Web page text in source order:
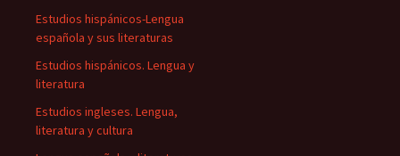
Estudios hispánicos-Lengua
española y sus literaturas
Estudios hispánicos. Lengua y
literatura
Estudios ingleses. Lengua,
literatura y cultura